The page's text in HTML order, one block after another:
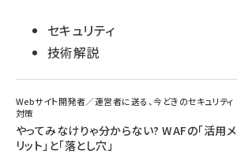
セキュリティ
技術解説
Webサイト開発者／運営者に送る、今どきのセキュリティ
対策
やってみなけりゃ分からない? WAFの「活用メ
リット」と「落とし穴」